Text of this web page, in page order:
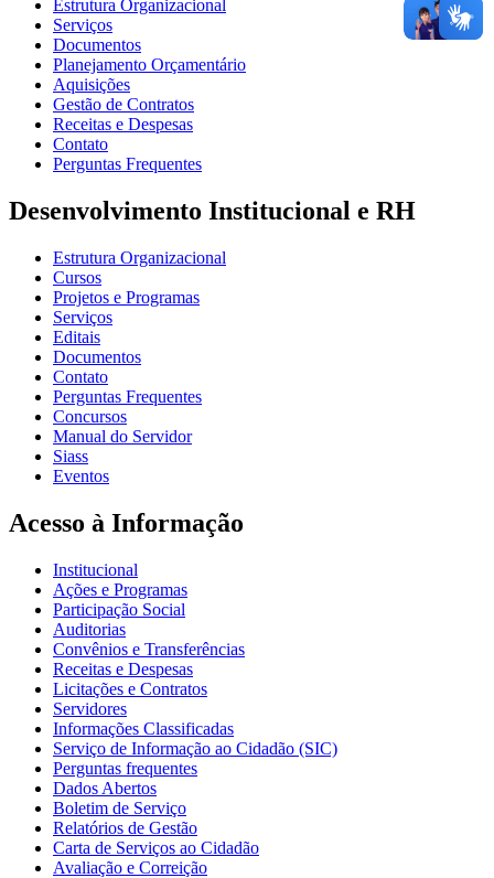
Estrutura Organizacional
Serviços
Documentos
Planejamento Orçamentário
Aquisições
Gestão de Contratos
Receitas e Despesas
Contato
Perguntas Frequentes
Desenvolvimento Institucional e RH
Estrutura Organizacional
Cursos
Projetos e Programas
Serviços
Editais
Documentos
Contato
Perguntas Frequentes
Concursos
Manual do Servidor
Siass
Eventos
Acesso à Informação
Institucional
Ações e Programas
Participação Social
Auditorias
Convênios e Transferências
Receitas e Despesas
Licitações e Contratos
Servidores
Informações Classificadas
Serviço de Informação ao Cidadão (SIC)
Perguntas frequentes
Dados Abertos
Boletim de Serviço
Relatórios de Gestão
Carta de Serviços ao Cidadão
Avaliação e Correição